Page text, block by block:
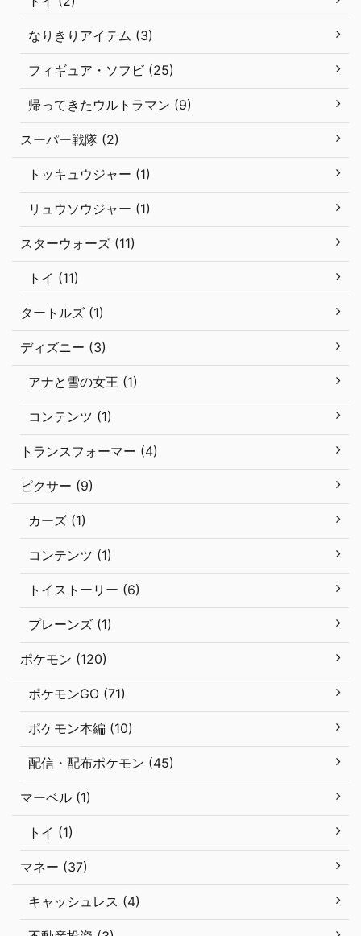
なりきりアイテム (3)
フィギュア・ソフビ (25)
帰ってきたウルトラマン (9)
スーパー戦隊 (2)
トッキュウジャー (1)
リュウソウジャー (1)
スターウォーズ (11)
トイ (11)
タートルズ (1)
ディズニー (3)
アナと雪の女王 (1)
コンテンツ (1)
トランスフォーマー (4)
ピクサー (9)
カーズ (1)
コンテンツ (1)
トイストーリー (6)
プレーンズ (1)
ポケモン (120)
ポケモンGO (71)
ポケモン本編 (10)
配信・配布ポケモン (45)
マーベル (1)
トイ (1)
マネー (37)
キャッシュレス (4)